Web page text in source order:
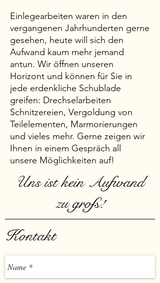
Einlegearbeiten waren in den
vergangenen Jahrhunderten gerne
gesehen, heute will sich den
Aufwand kaum mehr jemand
antun. Wir öffnen unseren
Horizont und können für Sie in
jede erdenkliche Schublade
greifen: Drechselarbeiten
Schnitzereien, Vergoldung von
Teilelementen, Marmorierungen
und vieles mehr. Gerne zeigen wir
Ihnen in einem Gespräch all
unsere Möglichkeiten auf!
Uns ist kein Aufwand
zu groß!
Kontakt